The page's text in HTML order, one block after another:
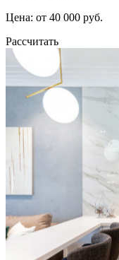
Цена: от 40 000 руб.
Рассчитать